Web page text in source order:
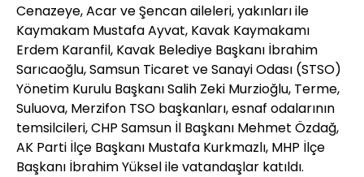
Cenazeye, Acar ve Şencan aileleri, yakınları ile
Kaymakam Mustafa Ayvat, Kavak Kaymakamı
Erdem Karanfil, Kavak Belediye Başkanı İbrahim
Sarıcaoğlu, Samsun Ticaret ve Sanayi Odası (STSO)
Yönetim Kurulu Başkanı Salih Zeki Murzioğlu, Terme,
Suluova, Merzifon TSO başkanları, esnaf odalarının
temsilcileri, CHP Samsun İl Başkanı Mehmet Özdağ,
AK Parti İlçe Başkanı Mustafa Kurkmazlı, MHP İlçe
Başkanı İbrahim Yüksel ile vatandaşlar katıldı.